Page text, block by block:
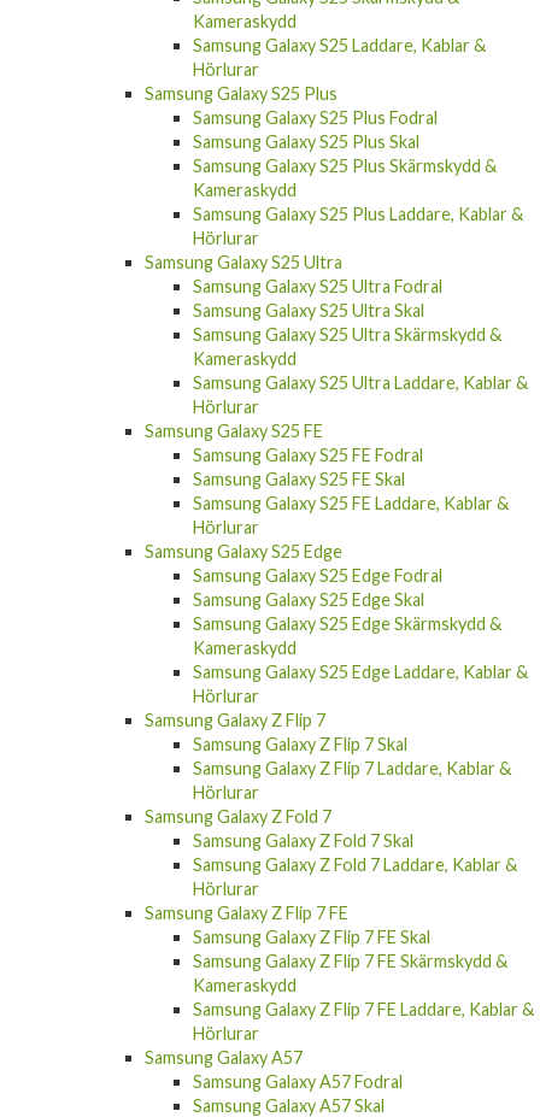
Kameraskydd
Samsung Galaxy S25 Laddare, Kablar &
Hörlurar
Samsung Galaxy S25 Plus
Samsung Galaxy S25 Plus Fodral
Samsung Galaxy S25 Plus Skal
Samsung Galaxy S25 Plus Skärmskydd &
Kameraskydd
Samsung Galaxy S25 Plus Laddare, Kablar &
Hörlurar
Samsung Galaxy S25 Ultra
Samsung Galaxy S25 Ultra Fodral
Samsung Galaxy S25 Ultra Skal
Samsung Galaxy S25 Ultra Skärmskydd &
Kameraskydd
Samsung Galaxy S25 Ultra Laddare, Kablar &
Hörlurar
Samsung Galaxy S25 FE
Samsung Galaxy S25 FE Fodral
Samsung Galaxy S25 FE Skal
Samsung Galaxy S25 FE Laddare, Kablar &
Hörlurar
Samsung Galaxy S25 Edge
Samsung Galaxy S25 Edge Fodral
Samsung Galaxy S25 Edge Skal
Samsung Galaxy S25 Edge Skärmskydd &
Kameraskydd
Samsung Galaxy S25 Edge Laddare, Kablar &
Hörlurar
Samsung Galaxy Z Flip 7
Samsung Galaxy Z Flip 7 Skal
Samsung Galaxy Z Flip 7 Laddare, Kablar &
Hörlurar
Samsung Galaxy Z Fold 7
Samsung Galaxy Z Fold 7 Skal
Samsung Galaxy Z Fold 7 Laddare, Kablar &
Hörlurar
Samsung Galaxy Z Flip 7 FE
Samsung Galaxy Z Flip 7 FE Skal
Samsung Galaxy Z Flip 7 FE Skärmskydd &
Kameraskydd
Samsung Galaxy Z Flip 7 FE Laddare, Kablar &
Hörlurar
Samsung Galaxy A57
Samsung Galaxy A57 Fodral
Samsung Galaxy A57 Skal